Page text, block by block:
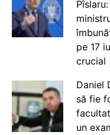
pe 17
crucial
Daniel
să fie
un